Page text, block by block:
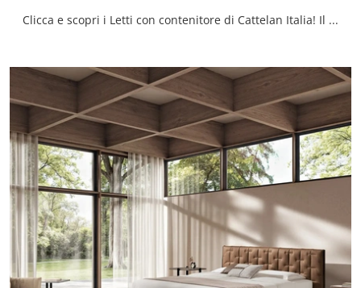
Clicca e scopri i Letti con contenitore di Cattelan Italia! Il modello Richard in tessuto ti aspetta nelle versioni matrimoniali.